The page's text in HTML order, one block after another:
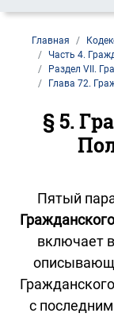
Главная
Часть 4.
Раздел VII.
Глава 72.
§ 5.
Пятый
включает
с